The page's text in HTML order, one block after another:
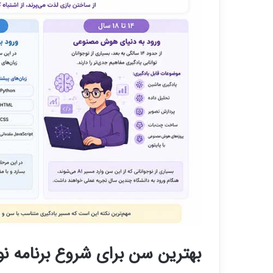
بهترین سن برای شروع برنامه